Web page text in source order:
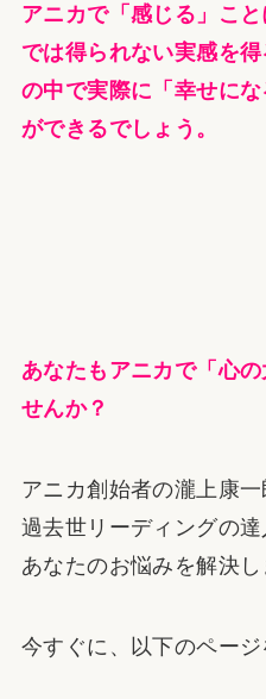
アニカで「感じる」こ
では得られない実感を
の中で実際に「幸せに
ができるでしょう。
あなたもアニカで「心
せんか？
アニカ創始者の瀧上康一
過去世リーディングの達
あなたのお悩みを解決し
今すぐに、以下のページ